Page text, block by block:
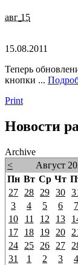
авг 15
15.08.2011
Теперь
кнопки ...
Print
Новости
Archive
<
Август
Пн Вт Ср Чт
27
28 29 30
3
4 5 6 7
10
11 12 13
17
18 19 20
24
25 26 27
31
1 2 3 4